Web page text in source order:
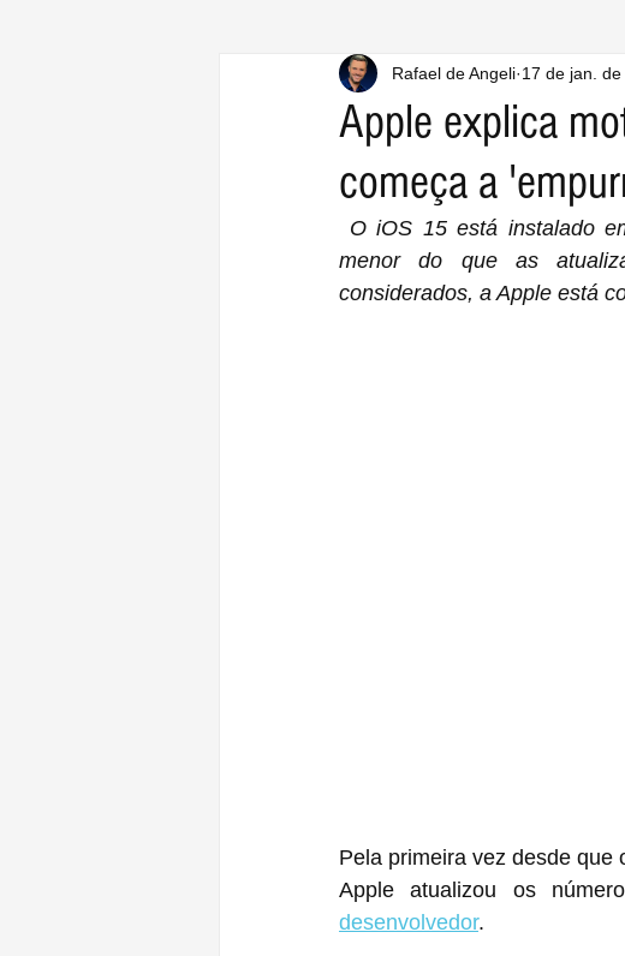
Apple explica
começa a
Rafael de Angeli 17 de jan. de
menor do que as
considerados, a Apple está
Pela primeira vez desde que
Apple atualizou os
desenvolvedor.